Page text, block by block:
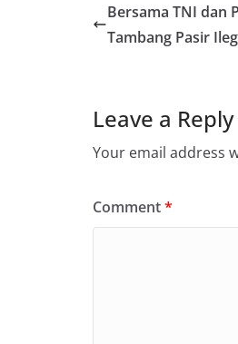
Bersama TNI dan
Tambang Pasir
Leave a Reply
Your email address
Comment*